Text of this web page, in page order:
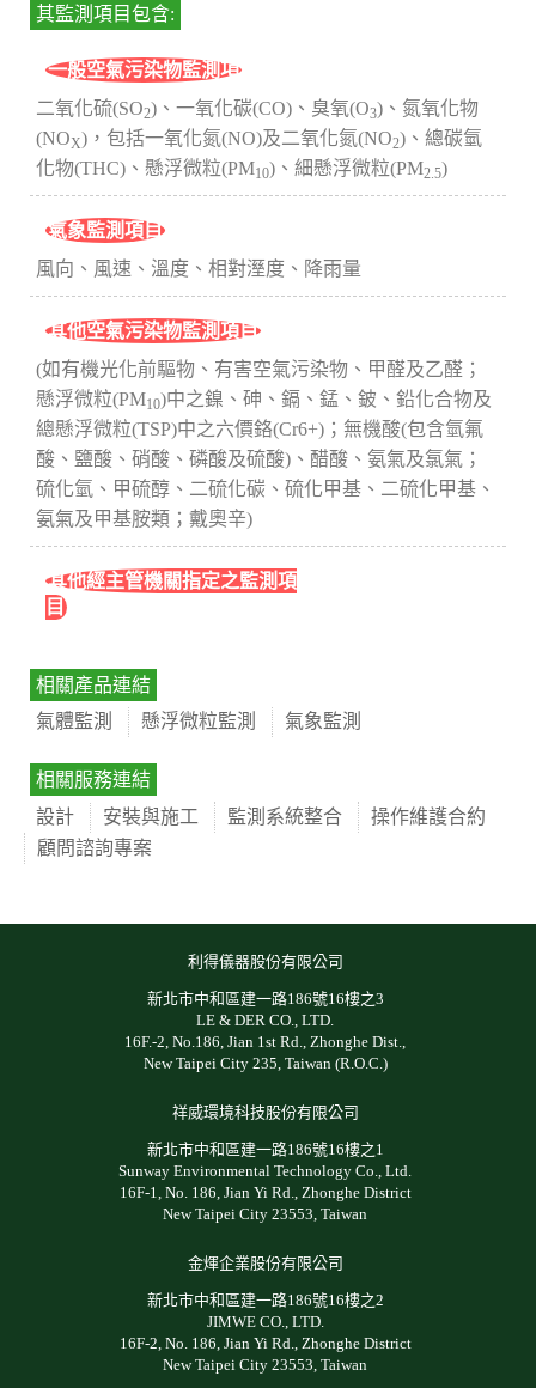
其監測項目包含:
一般空氣污染物監測項
二氧化硫(SO2)、一氧化碳(CO)、臭氧(O3)、氮氧化物
(NOX)，包括一氧化氮(NO)及二氧化氮(NO2)、總碳氫
化物(THC)、懸浮微粒(PM10)、細懸浮微粒(PM2.5)
氣象監測項目
風向、風速、溫度、相對溼度、降雨量
其他空氣污染物監測項目
(如有機光化前驅物、有害空氣污染物、甲醛及乙醛；
懸浮微粒(PM10)中之鎳、砷、鎘、錳、鈹、鉛化合物及
總懸浮微粒(TSP)中之六價鉻(Cr6+)；無機酸(包含氫氟
酸、鹽酸、硝酸、磷酸及硫酸)、醋酸、氨氣及氯氣；
硫化氫、甲硫醇、二硫化碳、硫化甲基、二硫化甲基、
氨氣及甲基胺類；戴奧辛)
其他經主管機關指定之監測項
目
相關產品連結
氣體監測
懸浮微粒監測 氣象監測
相關服務連結
設計
安裝與施工 監測系統整合
操作維護合約
顧問諮詢專案
利得儀器股份有限公司
新北市中和區建一路186號16樓之3
LE & DER CO., LTD.
16F.-2, No.186, Jian 1st Rd., Zhonghe Dist.,
New Taipei City 235, Taiwan (R.O.C.)
祥威環境科技股份有限公司
新北市中和區建一路186號16樓之1
Sunway Environmental Technology Co., Ltd.
16F-1, No. 186, Jian Yi Rd., Zhonghe District
New Taipei City 23553, Taiwan
金煇企業股份有限公司
新北市中和區建一路186號16樓之2
JIMWE CO., LTD.
16F-2, No. 186, Jian Yi Rd., Zhonghe District
New Taipei City 23553, Taiwan